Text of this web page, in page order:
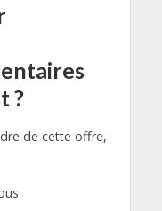
?
de cette offre,